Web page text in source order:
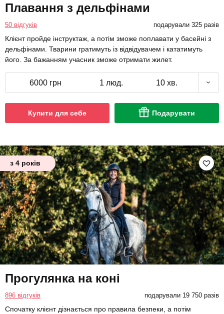
Плавання з дельфінами
50 відгуків подарували 325 разів
Клієнт пройде інструктаж, а потім зможе поплавати у басейні з
дельфінами. Тварини гратимуть із відвідувачем і кататимуть
його. За бажанням учасник зможе отримати жилет.
6000 грн 1 люд. 10 хв.
Купити для себе Подарувати
з 4 років
Прогулянка на коні
896 відгуків подарували 19 750 разів
Спочатку клієнт дізнається про правила безпеки, а потім